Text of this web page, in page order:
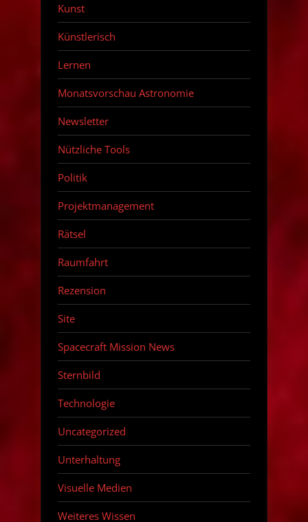
Kunst
Künstlerisch
Lernen
Monatsvorschau Astronomie
Newsletter
Nützliche Tools
Politik
Projektmanagement
Rätsel
Raumfahrt
Rezension
Site
Spacecraft Mission News
Sternbild
Technologie
Uncategorized
Unterhaltung
Visuelle Medien
Weiteres Wissen